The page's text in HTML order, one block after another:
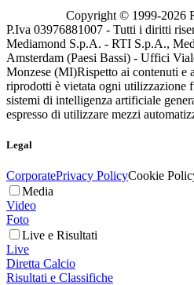
Copyright © 1999-2026
P.Iva 03976881007 - Tutti i diritti
Mediamond S.p.A. - RTI S.p.A.,
Amsterdam (Paesi Bassi) - Uffici
Monzese (MI)Rispetto ai contenuti e
riprodotti è vietata ogni utilizzazione
sistemi di intelligenza artificiale
espresso di utilizzare mezzi
Legal
CorporatePrivacy PolicyCookie
Media
Video
Foto
Live e Risultati
Live
Diretta Calcio
Risultati e Classifiche